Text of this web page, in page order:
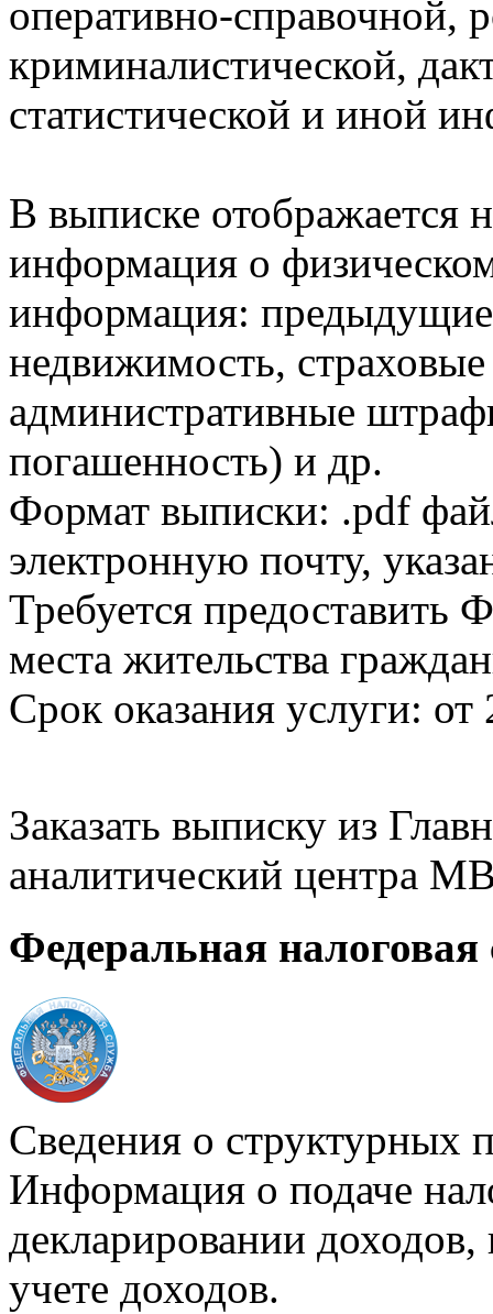
оперативно-справочной,
криминалистической,
статистической и иной
В выписке отображается
информация о
информация:
недвижимость,
административные
погашенность) и др.
Формат выписки: .pdf
электронную почту,
Требуется
места жительства
Срок оказания услуги: от
Заказать выписку из
аналитический центра
Федеральная налоговая
Сведения о структурных
Информация о подаче
декларировании доходов,
учете доходов.